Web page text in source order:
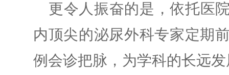
更令人振奋的是，依托医
内顶尖的泌尿外科专家定期
例会诊把脉，为学科的长远